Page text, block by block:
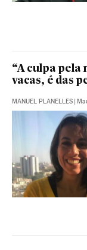
“A culpa pela
vacas, é das
MANUEL PLANELLES |